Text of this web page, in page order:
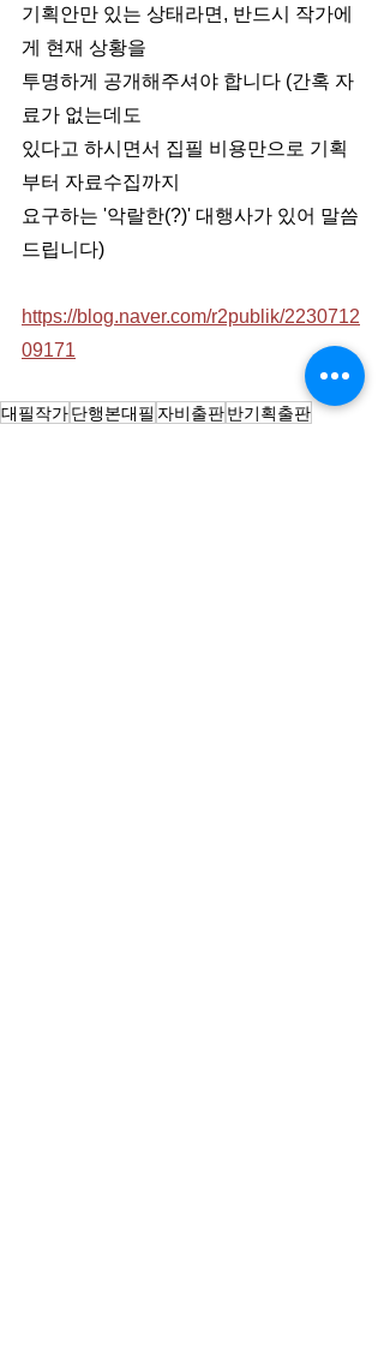
기획안만 있는 상태라면, 반드시 작가에
게 현재 상황을
투명하게 공개해주셔야 합니다 (간혹 자
료가 없는데도
있다고 하시면서 집필 비용만으로 기획
부터 자료수집까지
요구하는 '악랄한(?)' 대행사가 있어 말씀
드립니다)
https://blog.naver.com/r2publik/2230712
09171
대필작가단행본대필 자비출판반기획출판